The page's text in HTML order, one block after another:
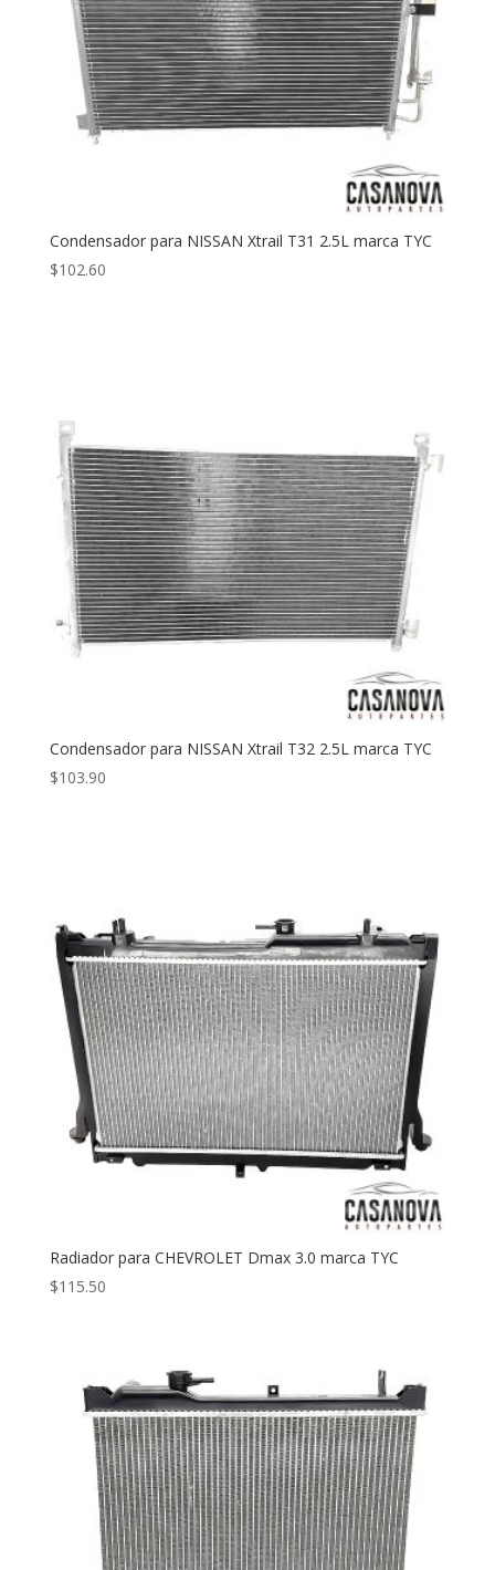
Condensador para NISSAN Xtrail T31 2.5L marca TYC
$102.60
Condensador para NISSAN Xtrail T32 2.5L marca TYC
$103.90
Radiador para CHEVROLET Dmax 3.0 marca TYC
$115.50